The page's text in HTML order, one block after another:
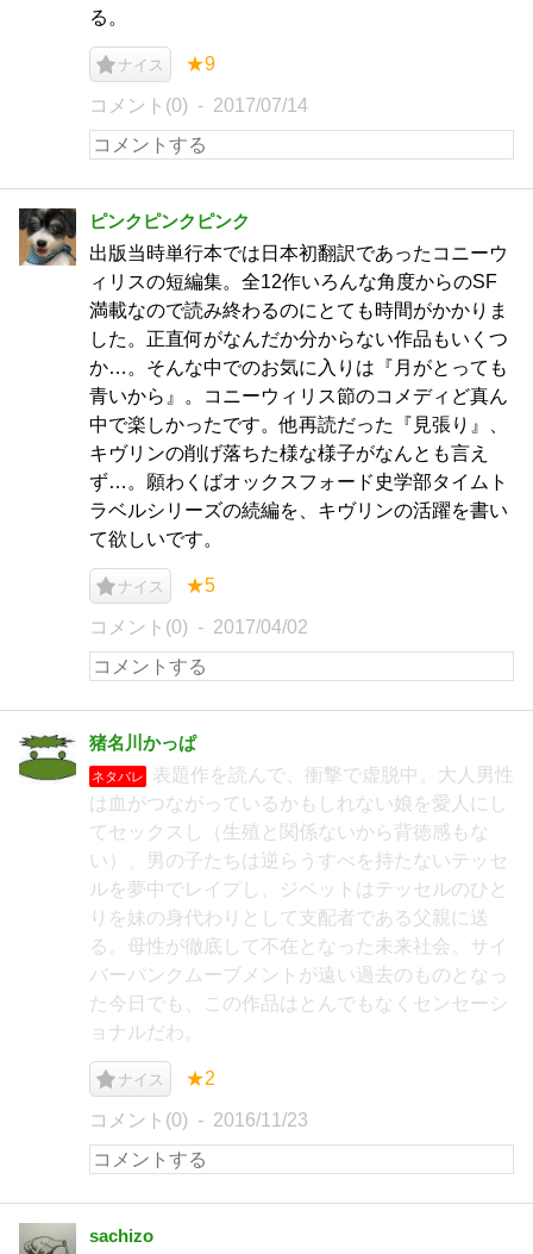
る。
ナイス ★9
コメント(0) 2017/07/14
ピンクピンクピンク
出版当時単行本では日本初翻訳であったコニーウ
ィリスの短編集。全12作いろんな角度からのSF
満載なので読み終わるのにとても時間がかかりま
した。正直何がなんだか分からない作品もいくつ
か…。そんな中でのお気に入りは『月がとっても
青いから』。コニーウィリス節のコメディど真ん
中で楽しかったです。他再読だった『見張り』、
キヴリンの削げ落ちた様な様子がなんとも言え
ず…。願わくばオックスフォード史学部タイムト
ラベルシリーズの続編を、キヴリンの活躍を書い
て欲しいです。
ナイス ★5
コメント(0) 2017/04/02
猪名川かっぱ
ネタバレ
表題作を読んで、衝撃で虚脱中。大人男性
は血がつながっているかもしれない娘を愛人にし
てセックスし（生殖と関係ないから背徳感もな
い）、男の子たちは逆らうすべを持たないテッセ
ルを夢中でレイプし、ジベットはテッセルのひと
りを妹の身代わりとして支配者である父親に送
る。母性が徹底して不在となった未来社会。サイ
バーパンクムーブメントが遠い過去のものとなっ
た今日でも、この作品はとんでもなくセンセーシ
ョナルだわ。
ナイス ★2
コメント(0) 2016/11/23
sachizo